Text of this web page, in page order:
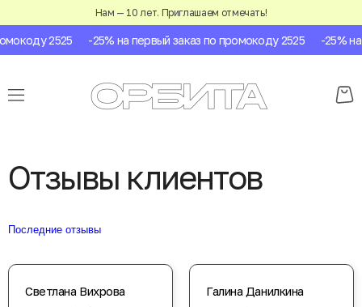
Нам — 10 лет. Приглашаем отмечать!
2525 -25% на первый заказ по промокоду 2525 -25% на
Отзывы клиентов
Последние отзывы
Светлана Вихрова Галина Данилкина